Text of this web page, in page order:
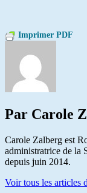
Imprimer PDF
Par Carole
Carole Zalberg est
administratrice de la
depuis juin 2014.
Voir tous les articles